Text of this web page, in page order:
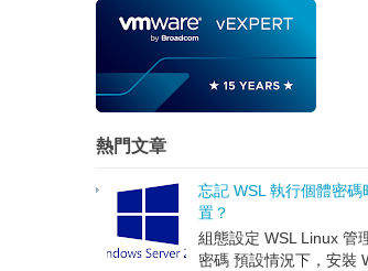
熱門文章
忘記 WSL 執行個體密碼
置？
組態設定 WSL Linux 管
密碼 預設情況下，安裝